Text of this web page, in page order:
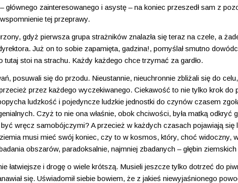
zainteresowanego i asystę – na koniec przeszedł sam z
tej przeprawy.
gdyż pierwsza grupa strażników znalazła się teraz na czele, a
Już on to sobie zapamięta, gadzina!, pomyślał smutno
stoi na strachu. Każdy każdego chce trzymać za gardło.
posuwali się do przodu. Nieustannie, nieuchronnie zbliżali się do
przez każdego wyczekiwanego. Ciekawość to nie tylko krok do
ludzkość i pojedyncze ludzkie jednostki do czynów czasem
Czyż to nie ona właśnie, obok chciwości, była matką odkryć
wręcz samobójczymi? A przecież w każdych czasach pojawiają
musi mieć swój koniec, czy to w kosmos, który, choć widoczny,
obszarów, paradoksalnie, najmniej zbadanych – głębin
łatwiejsze i drogę o wiele krótszą. Musieli jeszcze tylko dotrzeć do
się. Uświadomił siebie bowiem, że z jakieś niewyjaśnionego